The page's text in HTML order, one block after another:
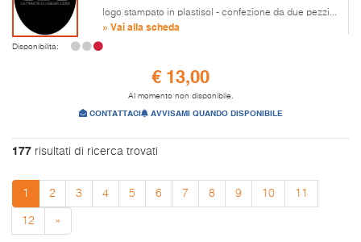
logo stampato in plastisol - confezione da due pezzi...
» Vai alla scheda
Disponibilità:
€ 13,00
Al momento non disponibile.
CONTATTACI AVVISAMI QUANDO DISPONIBILE
177 risultati di ricerca trovati
1 2 3 4 5 6 7 8 9 10 11
12 »